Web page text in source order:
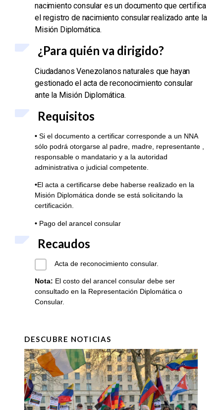
nacimiento consular es un documento que certifica
el registro de nacimiento consular realizado ante la
Misión Diplomática.
¿Para quién va dirigido?
Ciudadanos Venezolanos naturales que hayan
gestionado el acta de reconocimiento consular
ante la Misión Diplomática.
Requisitos
• Si el documento a certificar corresponde a un NNA
sólo podrá otorgarse al padre, madre, representante ,
responsable o mandatario y a la autoridad
administrativa o judicial competente.
•El acta a certificarse debe haberse realizado en la
Misión Diplomática donde se está solicitando la
certificación.
• Pago del arancel consular
Recaudos
Acta de reconocimiento consular.
Nota: El costo del arancel consular debe ser
consultado en la Representación Diplomática o
Consular.
DESCUBRE NOTICIAS